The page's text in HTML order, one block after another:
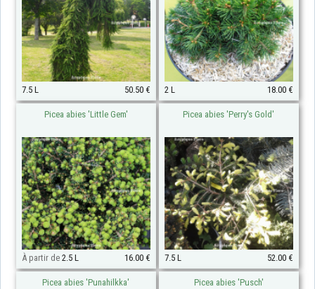
7.5 L 50.50 € 2 L 18.00 €
Picea abies 'Little Gem'
À partir de 2.5 L 16.00 €
Picea abies 'Perry's Gold'
7.5 L 52.00 €
Picea abies 'Punahilkka' Picea abies 'Pusch'